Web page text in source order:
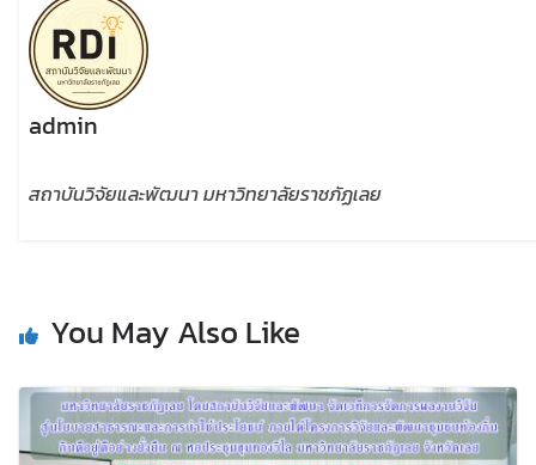
admin
สถาบันวิจัยและพัฒนา มหาวิทยาลัยราชภัฏเลย
You May Also Like